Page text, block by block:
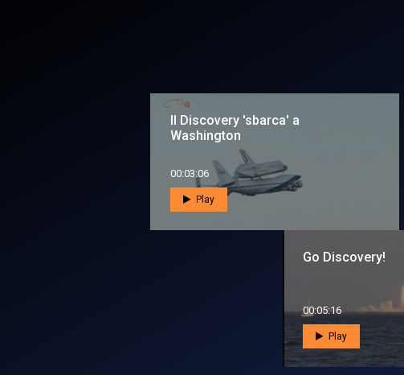
Il Discovery 'sbarca' a
Washington
00:03:06
Play
Go Discovery!
00:05:16
Play